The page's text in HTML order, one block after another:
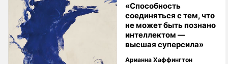
«Способность
соединяться с тем, что
не может быть познано
интеллектом —
высшая суперсила»
Арианна Хаффингтон